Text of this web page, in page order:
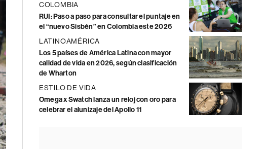
COLOMBIA
RUI: Paso a paso para consultar el puntaje en
el “nuevo Sisbén” en Colombia este 2026
LATINOAMÉRICA
Los 5 países de América Latina con mayor
calidad de vida en 2026, según clasificación
de Wharton
ESTILO DE VIDA
Omega x Swatch lanza un reloj con oro para
celebrar el alunizaje del Apollo 11